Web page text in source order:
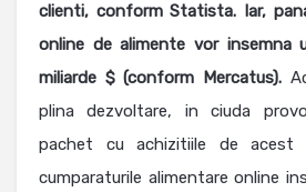
clienti, conform Statista. Iar,
online de alimente vor
miliarde $ (conform Mercatus).
plina dezvoltare, in ciuda
pachet cu achizitiile de acest
cumparaturile alimentare online